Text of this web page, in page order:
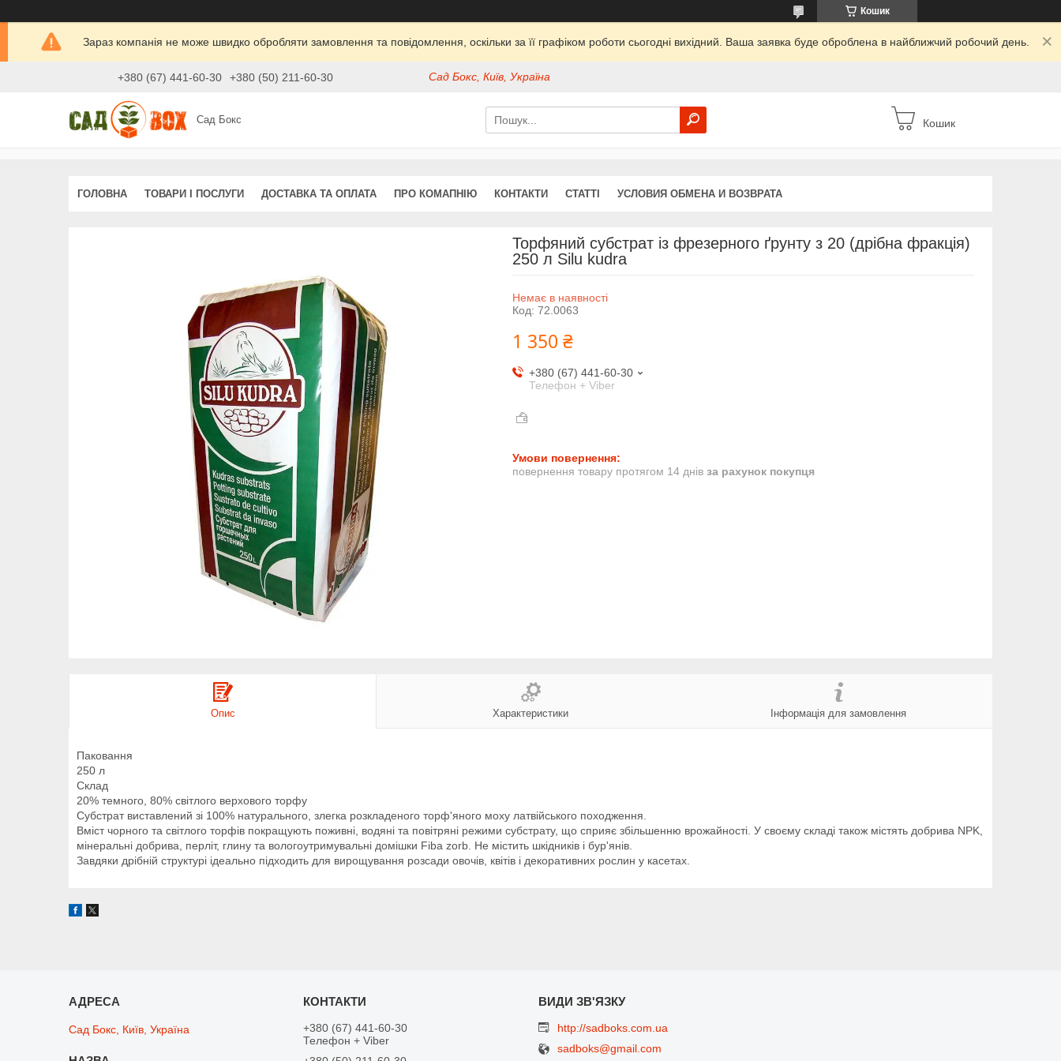
Кошик
Зараз компанія не може швидко обробляти замовлення та повідомлення, оскільки за її графіком роботи сьогодні вихідний. Ваша заявка буде оброблена в найближчий робочий день.
+380 (67) 441-60-30 +380 (50) 211-60-30 Сад Бокс, Київ, Україна
Сад Бокс Кошик
ГОЛОВНА ТОВАРИ І ПОСЛУГИ ДОСТАВКА ТА ОПЛАТА ПРО КОМАПНІЮ КОНТАКТИ СТАТТІ УСЛОВИЯ ОБМЕНА И ВОЗВРАТА
Торфяний субстрат із фрезерного ґрунту з 20 (дрібна фракція)
250 л Silu kudra
Немає в наявності
Код: 72.0063
1 350 ₴
+380 (67) 441-60-30
Телефон + Viber
повернення товару протягом 14 днів за рахунок покупця
Опис Характеристики Інформація для замовлення
Паковання
250 л
Склад
20% темного, 80% світлого верхового торфу
Субстрат виставлений зі 100% натурального, злегка розкладеного торф'яного моху латвійського походження.
Вміст чорного та світлого торфів покращують поживні, водяні та повітряні режими субстрату, що сприяє збільшенню врожайності. У своєму складі також містять добрива NPK,
мінеральні добрива, перліт, глину та вологоутримувальні домішки Fiba zorb. Не містить шкідників і бур'янів.
Завдяки дрібній структурі ідеально підходить для вирощування розсади овочів, квітів і декоративних рослин у касетах.
Сад Бокс, Київ, Україна
+380 (67) 441-60-30
Телефон + Viber
http://sadboks.com.ua
sadboks@gmail.com